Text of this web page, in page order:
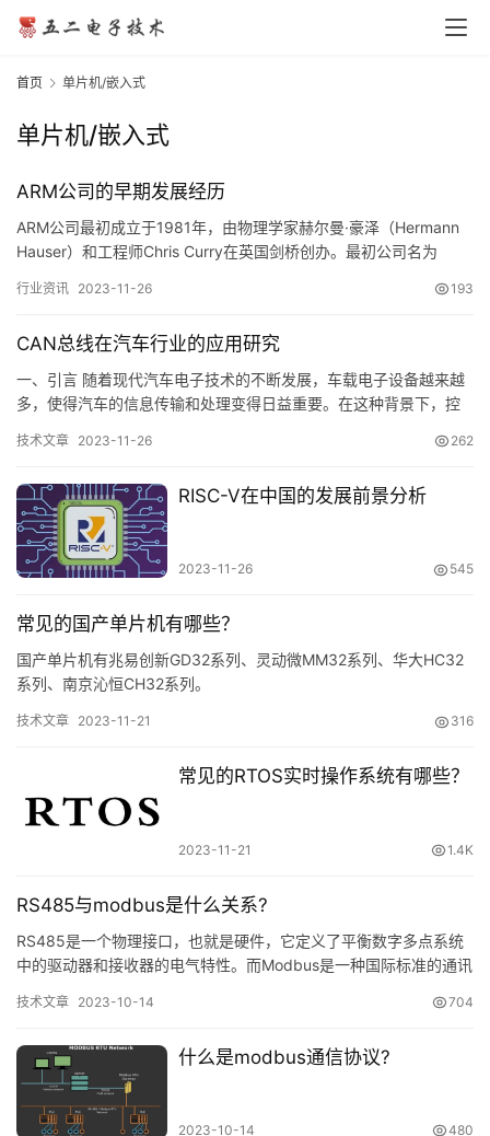
首页 单片机/嵌入式
单片机/嵌入式
ARM公司的早期发展经历
ARM公司最初成立于1981年，由物理学家赫尔曼·豪泽（Hermann
Hauser）和工程师Chris Curry在英国剑桥创办。最初公司名为
行业资讯 2023-11-26 193
CAN总线在汽车行业的应用研究
一、引言 随着现代汽车电子技术的不断发展，车载电子设备越来越
多，使得汽车的信息传输和处理变得日益重要。在这种背景下，控
的…
技术文章 2023-11-26 262
RISC-V在中国的发展前景分析
2023-11-26 545
常见的国产单片机有哪些？
国产单片机有兆易创新GD32系列、灵动微MM32系列、华大HC32
系列、南京沁恒CH32系列。
技术文章 2023-11-21 316
常见的RTOS实时操作系统有哪些？
2023-11-21 1.4K
RS485与modbus是什么关系?
RS485是一个物理接口，也就是硬件，它定义了平衡数字多点系统
中的驱动器和接收器的电气特性。而Modbus是一种国际标准的通讯
技术文章 2023-10-14 704
什么是modbus通信协议?
2023-10-14 480